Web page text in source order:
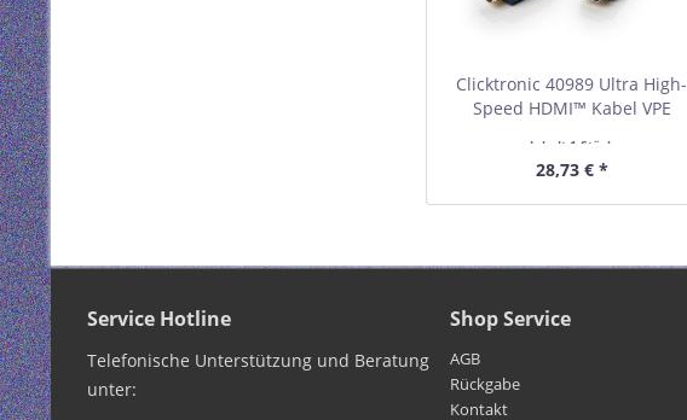
Clicktronic 40989 Ultra High-
Speed HDMI™ Kabel VPE
Inhalt 1 Stück
28,73 € *
Service Hotline
Telefonische Unterstützung und Beratung
unter:
Shop Service
AGB
Rückgabe
Kontakt